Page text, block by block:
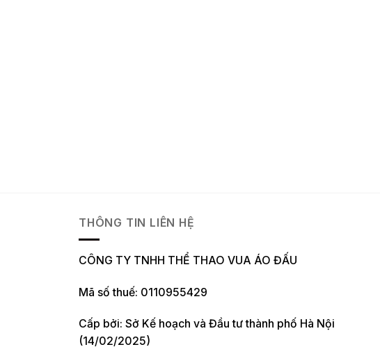
THÔNG TIN LIÊN HỆ
CÔNG TY TNHH THỂ THAO VUA ÁO ĐẤU
Mã số thuế: 0110955429
Cấp bởi: Sở Kế hoạch và Đầu tư thành phố Hà Nội
(14/02/2025)